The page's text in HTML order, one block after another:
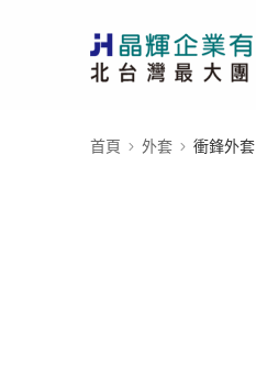
首頁 外套 衝鋒外套